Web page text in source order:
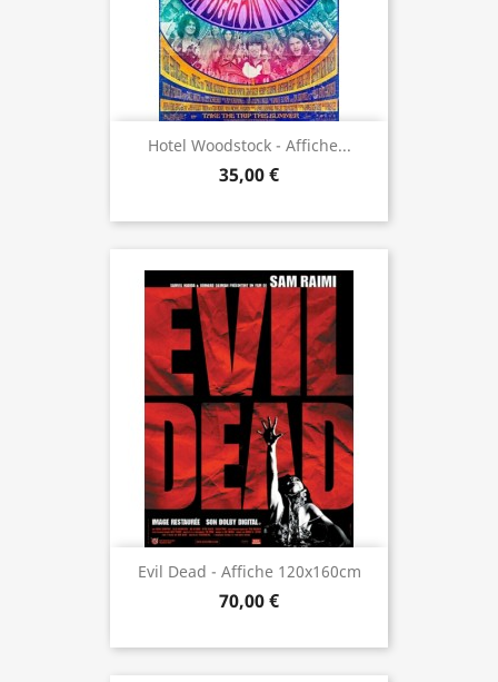
Hotel Woodstock - Affiche...
35,00 €
Evil Dead - Affiche 120x160cm
70,00 €